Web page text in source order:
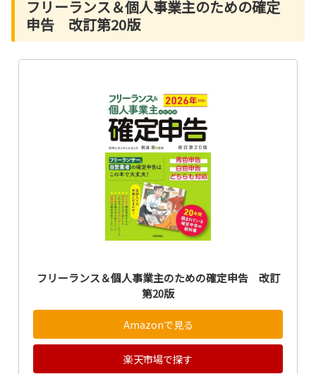
フリーランス＆個人事業主のための確定
申告 改訂第20版
フリーランス＆個人事業主のための確定申告 改訂
第20版
Amazonで見る
楽天市場で探す